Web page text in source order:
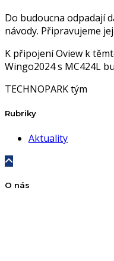
Do budoucna odpadají
návody. Připravujeme
K připojení Oview k
Wingo2024 s MC424L
TECHNOPARK tým
Rubriky
Aktuality
O nás